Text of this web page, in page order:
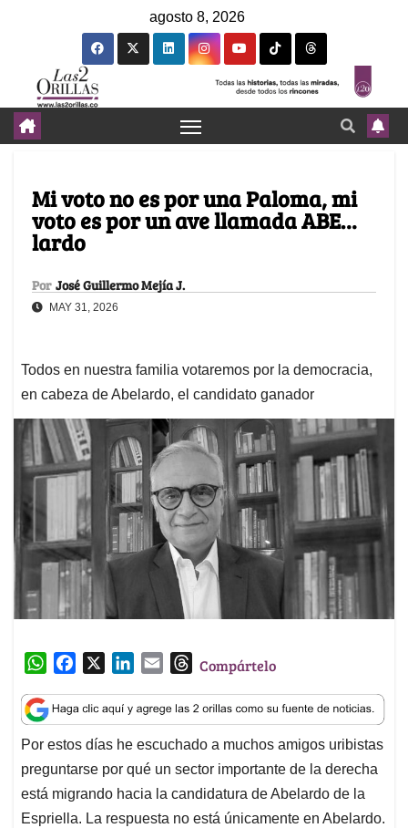
agosto 8, 2026
Mi voto no es por una Paloma, mi
voto es por un ave llamada ABE…
lardo
Por José Guillermo Mejía J.
MAY 31, 2026
Todos en nuestra familia votaremos por la democracia,
en cabeza de Abelardo, el candidato ganador
W
a
t
s
A
p
p
c
e
b
o
o
k
n
k
e
d
I
n
a
i
l
T
r
e
a
d
s
Compártelo
Por estos días he escuchado a muchos amigos uribistas
preguntarse por qué un sector importante de la derecha
está migrando hacia la candidatura de Abelardo de la
Espriella. La respuesta no está únicamente en Abelardo.